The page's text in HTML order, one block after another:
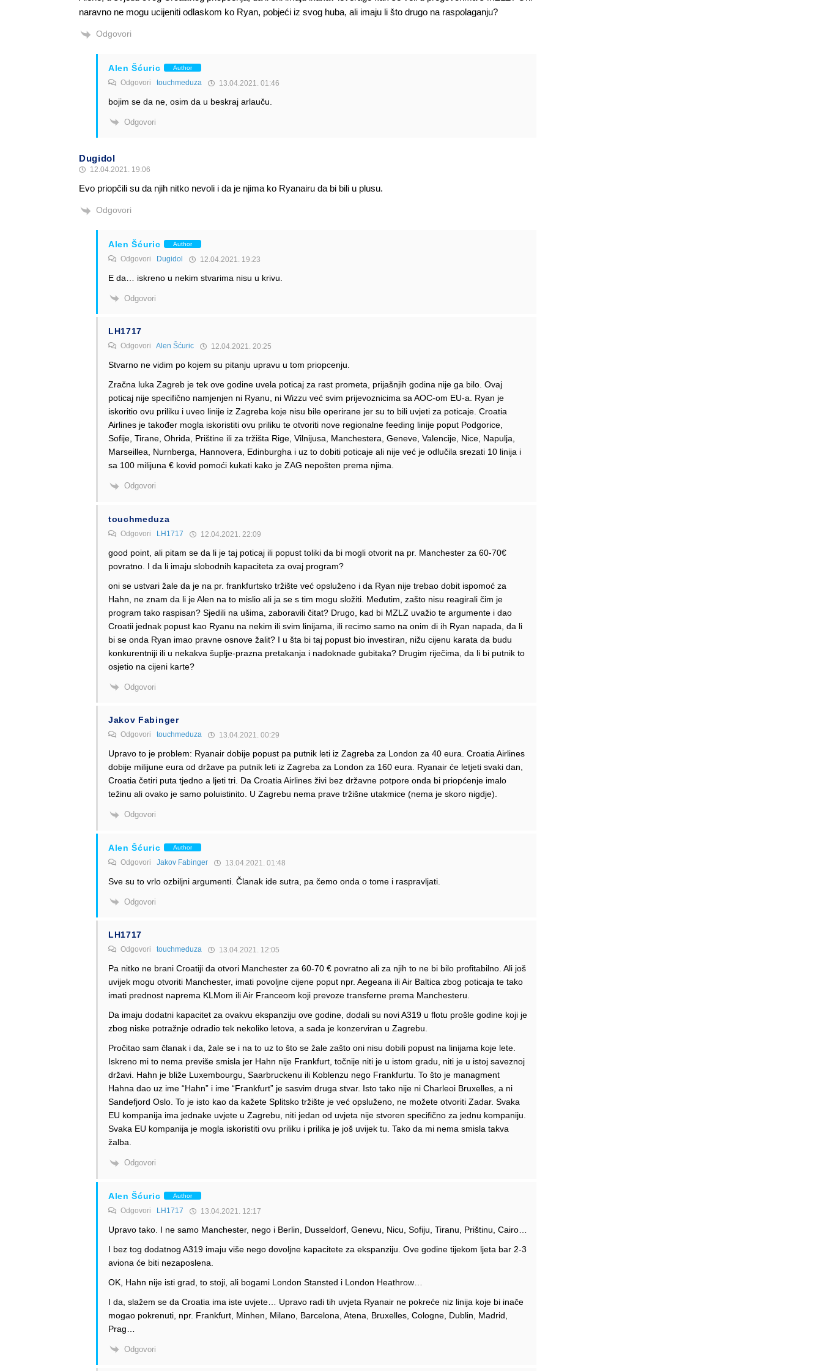
naravno ne mogu ucijeniti odlaskom ko Ryan, pobjeći iz svog huba, ali imaju li što drugo na raspolaganju?
Odgovori
Alen Šćuric Author
Odgovori touchmeduza 13.04.2021. 01:46
bojim se da ne, osim da u beskraj arlauču.
Odgovori
Dugidol
12.04.2021. 19:06
Evo priopčili su da njih nitko nevoli i da je njima ko Ryanairu da bi bili u plusu.
Odgovori
Alen Šćuric Author
Odgovori Dugidol 12.04.2021. 19:23
E da… iskreno u nekim stvarima nisu u krivu.
Odgovori
LH1717
Odgovori Alen Šćuric 12.04.2021. 20:25
Stvarno ne vidim po kojem su pitanju upravu u tom priopcenju.
Zračna luka Zagreb je tek ove godine uvela poticaj za rast prometa, prijašnjih godina nije ga bilo. Ovaj
poticaj nije specifično namjenjen ni Ryanu, ni Wizzu već svim prijevoznicima sa AOC-om EU-a. Ryan je
iskoritio ovu priliku i uveo linije iz Zagreba koje nisu bile operirane jer su to bili uvjeti za poticaje. Croatia
Airlines je također mogla iskoristiti ovu priliku te otvoriti nove regionalne feeding linije poput Podgorice,
Sofije, Tirane, Ohrida, Prištine ili za tržišta Rige, Vilnijusa, Manchestera, Geneve, Valencije, Nice, Napulja,
Marseillea, Nurnberga, Hannovera, Edinburgha i uz to dobiti poticaje ali nije već je odlučila srezati 10 linija i
sa 100 milijuna € kovid pomoći kukati kako je ZAG nepošten prema njima.
Odgovori
touchmeduza
Odgovori LH1717 12.04.2021. 22:09
good point, ali pitam se da li je taj poticaj ili popust toliki da bi mogli otvorit na pr. Manchester za 60-70€
povratno. I da li imaju slobodnih kapaciteta za ovaj program?
oni se ustvari žale da je na pr. frankfurtsko tržište već opsluženo i da Ryan nije trebao dobit ispomoć za
Hahn, ne znam da li je Alen na to mislio ali ja se s tim mogu složiti. Međutim, zašto nisu reagirali čim je
program tako raspisan? Sjedili na ušima, zaboravili čitat? Drugo, kad bi MZLZ uvažio te argumente i dao
Croatii jednak popust kao Ryanu na nekim ili svim linijama, ili recimo samo na onim di ih Ryan napada, da li
bi se onda Ryan imao pravne osnove žalit? I u šta bi taj popust bio investiran, nižu cijenu karata da budu
konkurentniji ili u nekakva šuplje-prazna pretakanja i nadoknade gubitaka? Drugim riječima, da li bi putnik to
osjetio na cijeni karte?
Odgovori
Jakov Fabinger
Odgovori touchmeduza 13.04.2021. 00:29
Upravo to je problem: Ryanair dobije popust pa putnik leti iz Zagreba za London za 40 eura. Croatia Airlines
dobije milijune eura od države pa putnik leti iz Zagreba za London za 160 eura. Ryanair će letjeti svaki dan,
Croatia četiri puta tjedno a ljeti tri. Da Croatia Airlines živi bez državne potpore onda bi priopćenje imalo
težinu ali ovako je samo poluistinito. U Zagrebu nema prave tržišne utakmice (nema je skoro nigdje).
Odgovori
Alen Šćuric Author
Odgovori Jakov Fabinger 13.04.2021. 01:48
Sve su to vrlo ozbiljni argumenti. Članak ide sutra, pa čemo onda o tome i raspravljati.
Odgovori
LH1717
Odgovori touchmeduza 13.04.2021. 12:05
Pa nitko ne brani Croatiji da otvori Manchester za 60-70 € povratno ali za njih to ne bi bilo profitabilno. Ali još
uvijek mogu otvoriti Manchester, imati povoljne cijene poput npr. Aegeana ili Air Baltica zbog poticaja te tako
imati prednost naprema KLMom ili Air Franceom koji prevoze transferne prema Manchesteru.
Da imaju dodatni kapacitet za ovakvu ekspanziju ove godine, dodali su novi A319 u flotu prošle godine koji je
zbog niske potražnje odradio tek nekoliko letova, a sada je konzerviran u Zagrebu.
Pročitao sam članak i da, žale se i na to uz to što se žale zašto oni nisu dobili popust na linijama koje lete.
Iskreno mi to nema previše smisla jer Hahn nije Frankfurt, točnije niti je u istom gradu, niti je u istoj saveznoj
državi. Hahn je bliže Luxembourgu, Saarbruckenu ili Koblenzu nego Frankfurtu. To što je managment
Hahna dao uz ime “Hahn” i ime “Frankfurt” je sasvim druga stvar. Isto tako nije ni Charleoi Bruxelles, a ni
Sandefjord Oslo. To je isto kao da kažete Splitsko tržište je već opsluženo, ne možete otvoriti Zadar. Svaka
EU kompanija ima jednake uvjete u Zagrebu, niti jedan od uvjeta nije stvoren specifično za jednu kompaniju.
Svaka EU kompanija je mogla iskoristiti ovu priliku i prilika je još uvijek tu. Tako da mi nema smisla takva
žalba.
Odgovori
Alen Šćuric Author
Odgovori LH1717 13.04.2021. 12:17
Upravo tako. I ne samo Manchester, nego i Berlin, Dusseldorf, Genevu, Nicu, Sofiju, Tiranu, Prištinu, Cairo…
I bez tog dodatnog A319 imaju više nego dovoljne kapacitete za ekspanziju. Ove godine tijekom ljeta bar 2-3
aviona će biti nezaposlena.
OK, Hahn nije isti grad, to stoji, ali bogami London Stansted i London Heathrow…
I da, slažem se da Croatia ima iste uvjete… Upravo radi tih uvjeta Ryanair ne pokreće niz linija koje bi inače
mogao pokrenuti, npr. Frankfurt, Minhen, Milano, Barcelona, Atena, Bruxelles, Cologne, Dublin, Madrid,
Prag…
Odgovori